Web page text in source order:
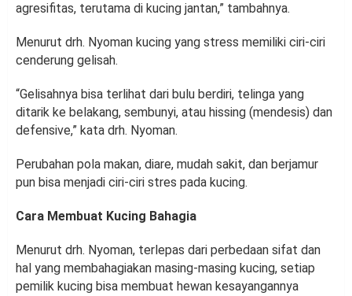
agresifitas, terutama di kucing jantan,” tambahnya.
Menurut drh. Nyoman kucing yang stress memiliki ciri-ciri
cenderung gelisah.
“Gelisahnya bisa terlihat dari bulu berdiri, telinga yang
ditarik ke belakang, sembunyi, atau hissing (mendesis) dan
defensive,” kata drh. Nyoman.
Perubahan pola makan, diare, mudah sakit, dan berjamur
pun bisa menjadi ciri-ciri stres pada kucing.
Cara Membuat Kucing Bahagia
Menurut drh. Nyoman, terlepas dari perbedaan sifat dan
hal yang membahagiakan masing-masing kucing, setiap
pemilik kucing bisa membuat hewan kesayangannya